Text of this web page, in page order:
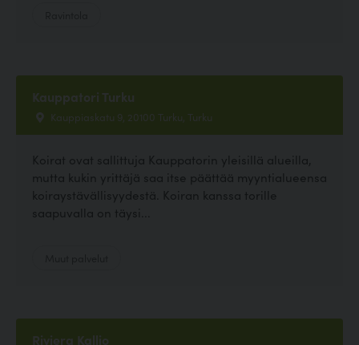
Kauppatori Turku
Kauppiaskatu 9, 20100 Turku, Turku
Koirat ovat sallittuja Kauppatorin yleisillä alueilla,
mutta kukin yrittäjä saa itse päättää myyntialueensa
koiraystävällisyydestä. Koiran kanssa torille
saapuvalla on täysi...
Riviera Kallio